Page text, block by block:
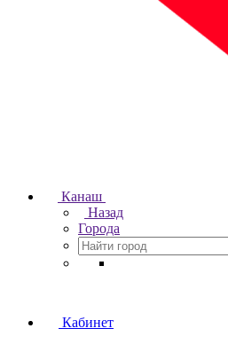
Канаш
Назад
Города
Кабинет